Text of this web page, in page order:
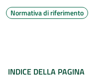
Normativa di riferimento
INDICE DELLA PAGINA